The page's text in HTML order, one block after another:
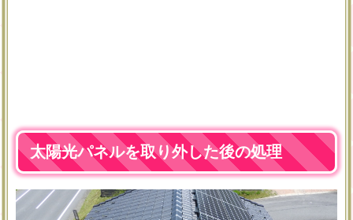
太陽光パネルを取り外した後の処理